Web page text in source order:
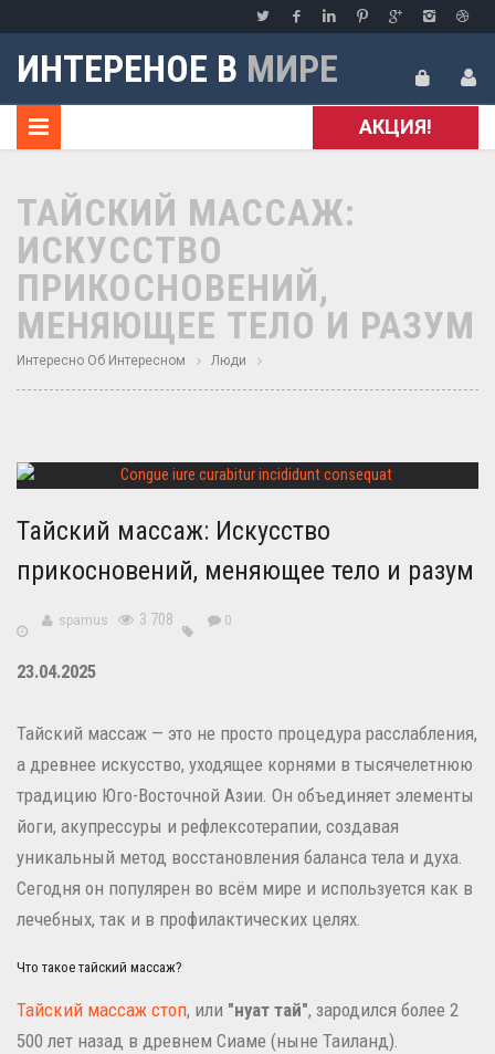
ИНТЕРЕНОЕ В МИРЕ
АКЦИЯ!
ТАЙСКИЙ МАССАЖ:
ИСКУССТВО
ПРИКОСНОВЕНИЙ,
МЕНЯЮЩЕЕ ТЕЛО И РАЗУМ
Интересно Об Интересном Люди
Тайский массаж: Искусство
прикосновений, меняющее тело и разум
spamus 3 708 0
23.04.2025
Тайский массаж — это не просто процедура расслабления,
а древнее искусство, уходящее корнями в тысячелетнюю
традицию Юго-Восточной Азии. Он объединяет элементы
йоги, акупрессуры и рефлексотерапии, создавая
уникальный метод восстановления баланса тела и духа.
Сегодня он популярен во всём мире и используется как в
лечебных, так и в профилактических целях.
Что такое тайский массаж?
Тайский массаж стоп, или "нуат тай", зародился более 2
500 лет назад в древнем Сиаме (ныне Таиланд).